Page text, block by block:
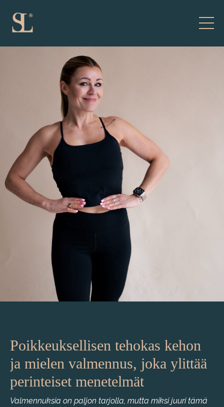
Poikkeuksellisen tehokas kehon
ja mielen valmennus, joka ylittää
perinteiset menetelmät
Valmennuksia on paljon tarjolla, mutta miksi juuri tämä